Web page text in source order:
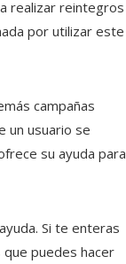
realizar reintegros
por utilizar este
campañas
un usuario se
su ayuda para
Si te enteras
que puedes hacer